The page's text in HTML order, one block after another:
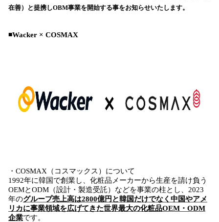
読
み
み
在善）と提携しOBM事業を開始する事をお知らせいたします。
◾️Wacker × COSMAX
・COSMAX（コスマックス）について
1992年に韓国で創業し、化粧品メーカーから生産を請け負う
OEMとODM（設計・製造受託）などを事業の柱とし、2023
年のグループ売上高は2800億円と韓国だけでなく中国やアメ
リカに事業領域を広げてきた世界最大の化粧品OEM・ODM
企業です。